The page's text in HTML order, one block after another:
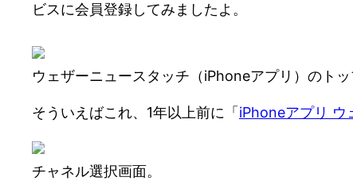
ビスに会員登録してみましたよ。
ウェザーニュースタッチ（iPhoneアプリ）のトッ
そういえばこれ、1年以上前に「 iPhoneアプリ ウ
チャネル選択画面。